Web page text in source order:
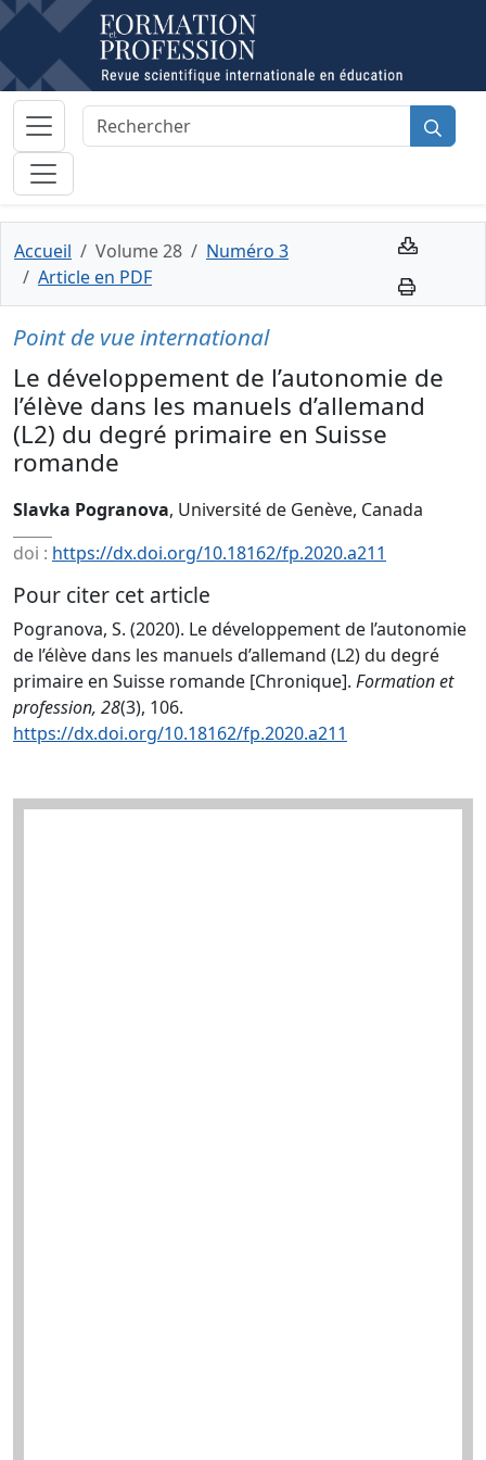
Accueil Volume 28
Numéro 3
Article en PDF
Point de vue international
Le développement de l’autonomie de
l’élève dans les manuels d’allemand
(L2) du degré primaire en Suisse
romande
Slavka Pogranova, Université de Genève, Canada
doi : https://dx.doi.org/10.18162/fp.2020.a211
Pour citer cet article
Pogranova, S. (2020). Le développement de l’autonomie
de l’élève dans les manuels d’allemand (L2) du degré
primaire en Suisse romande [Chronique]. Formation et
profession, 28(3), 106.
https://dx.doi.org/10.18162/fp.2020.a211